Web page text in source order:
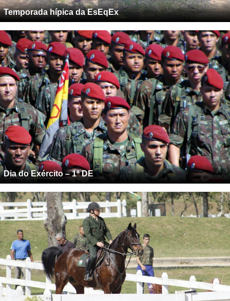
Temporada hípica da EsEqEx
Dia do Exército – 1ª DE